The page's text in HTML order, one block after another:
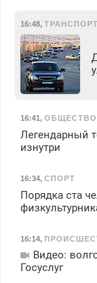
16:48, ТРАНСПОРТ
16:41 , ОБЩЕСТВО
Легендарный
изнутри
16:34, СПОРТ
Порядка ста
16:14,
Видео:
Госуслуг